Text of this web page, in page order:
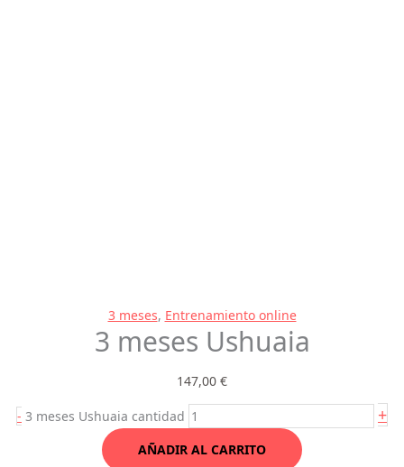
3 meses, Entrenamiento online
3 meses Ushuaia
147,00 €
- 3 meses Ushuaia cantidad +
AÑADIR AL CARRITO